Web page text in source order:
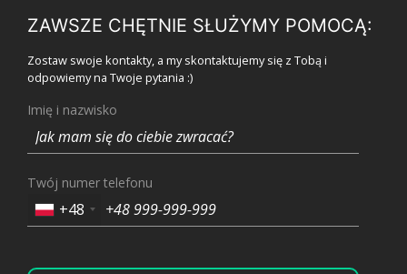
ZAWSZE CHĘTNIE SŁUŻYMY POMOCĄ:
Zostaw swoje kontakty, a my skontaktujemy się z Tobą i
odpowiemy na Twoje pytania :)
Imię i nazwisko
Twój numer telefonu
+48